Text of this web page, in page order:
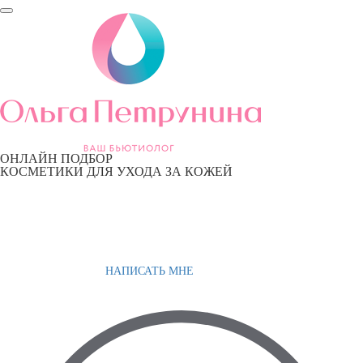
ОНЛАЙН ПОДБОР
КОСМЕТИКИ ДЛЯ УХОДА ЗА КОЖЕЙ
НАПИСАТЬ МНЕ